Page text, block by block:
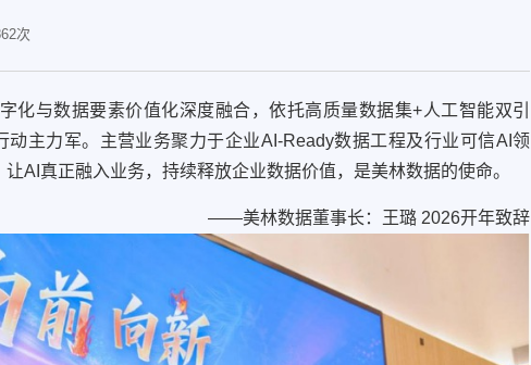
次
与数据要素价值化深度融合，依托高质量数据集+人工智能双引
动主力军。主营业务聚力于企业AI-Ready数据工程及行业可信AI领
AI真正融入业务，持续释放企业数据价值，是美林数据的使命。
——美林数据董事长：王璐 2026开年致辞